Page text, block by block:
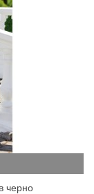
черно